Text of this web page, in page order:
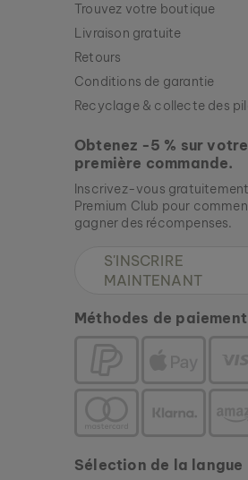
Trouvez votre boutique
Livraison gratuite
Retours
Conditions de garantie
Recyclage & collecte des
Obtenez -5 % sur votre
première commande.
Inscrivez-vous
Premium Club pour
gagner des récompenses.
S'INSCRIRE
MAINTENANT
Méthodes de paiement
Sélection de la langue